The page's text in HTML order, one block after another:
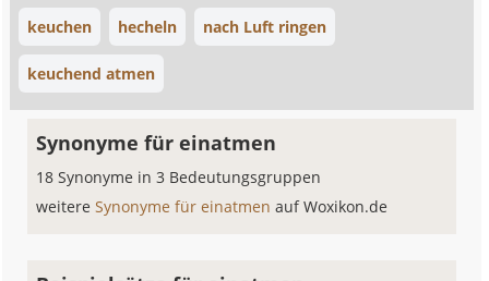
keuchen hecheln nach Luft ringen
keuchend atmen
Synonyme für einatmen
18 Synonyme in 3 Bedeutungsgruppen
weitereSynonyme für einatmenauf Woxikon.de